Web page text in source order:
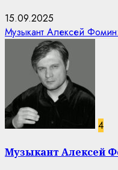
15.09.2025
Музыкант Алексей
4
Музыкант Алексей